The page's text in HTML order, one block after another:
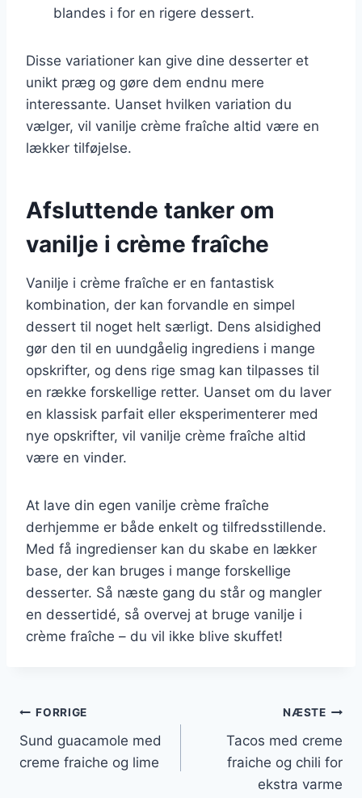
blandes i for en rigere dessert.
Disse variationer kan give dine desserter et
unikt præg og gøre dem endnu mere
interessante. Uanset hvilken variation du
vælger, vil vanilje crème fraîche altid være en
lækker tilføjelse.
Afsluttende tanker om
vanilje i crème fraîche
Vanilje i crème fraîche er en fantastisk
kombination, der kan forvandle en simpel
dessert til noget helt særligt. Dens alsidighed
gør den til en uundgåelig ingrediens i mange
opskrifter, og dens rige smag kan tilpasses til
en række forskellige retter. Uanset om du laver
en klassisk parfait eller eksperimenterer med
nye opskrifter, vil vanilje crème fraîche altid
være en vinder.
At lave din egen vanilje crème fraîche
derhjemme er både enkelt og tilfredsstillende.
Med få ingredienser kan du skabe en lækker
base, der kan bruges i mange forskellige
desserter. Så næste gang du står og mangler
en dessertidé, så overvej at bruge vanilje i
crème fraîche – du vil ikke blive skuffet!
Indlægsnavigation
FORRIGE
Sund guacamole med
creme fraiche og lime
NÆSTE
Tacos med creme
fraiche og chili for
ekstra varme